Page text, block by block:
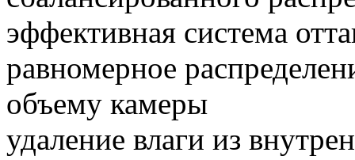
эффективная система
равномерное
объему камеры
удаление влаги из